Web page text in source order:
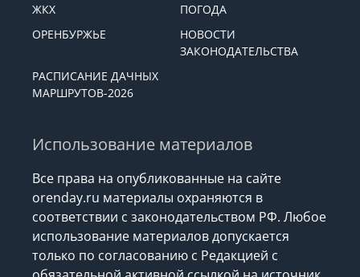
ЖКХ
ПОГОДА
ОРЕНБУРЖЬЕ
НОВОСТИ
ЗАКОНОДАТЕЛЬСТВА
РАСПИСАНИЕ ДАЧНЫХ
МАРШРУТОВ-2026
Использование материалов
Все права на опубликованные на сайте
orenday.ru материалы охраняются в
соответствии с законодательством РФ. Любое
использование материалов допускается
только по согласованию с Редакцией с